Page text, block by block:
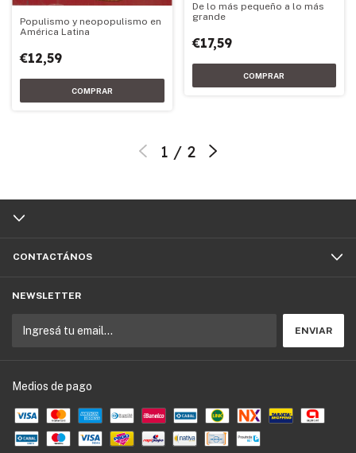
Populismo y neopopulismo en
América Latina
€12,59
De lo más pequeño a lo más
grande
€17,59
1 / 2
CONTACTÁNOS
NEWSLETTER
Medios de pago